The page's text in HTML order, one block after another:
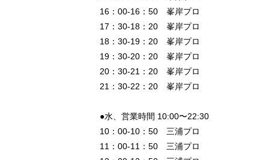
16：00-16：50 峯岸プロ
17：30-18：20 峯岸プロ
18：30-19：20 峯岸プロ
19：30-20：20 峯岸プロ
20：30-21：20 峯岸プロ
21：30-22：20 峯岸プロ
●水、営業時間 10:00〜22:30
10：00-10：50 三浦プロ
11：00-11：50 三浦プロ